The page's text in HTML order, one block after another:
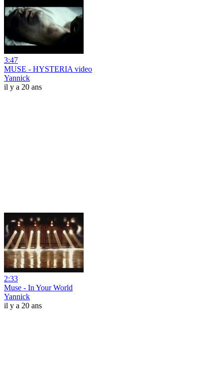
3:47
MUSE - HYSTERIA video
Yannick
il y a 20 ans
2:33
Muse - In Your World
Yannick
il y a 20 ans